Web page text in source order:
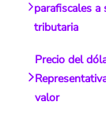
parafiscales
tributaria
Precio del
valor